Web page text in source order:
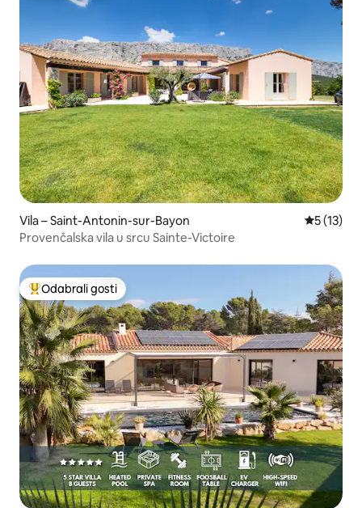
Vila – Saint-Antonin-sur-Bayon Prosječna
5 (13)
Provenčalska vila u srcu Sainte-Victoire
Među najviše rangiranima s oznakom „Odabrali gosti”
Odabrali gosti